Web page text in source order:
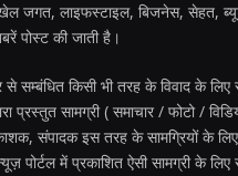
जगत, लाइफस्टाइल, बिजनेस, सेहत,
पोस्ट की जाती है।
सम्बंधित किसी भी तरह के विवाद के
प्रस्तुत सामग्री ( समाचार / फोटो /
संपादक इस तरह के सामग्रियों के लिए
पोर्टल में प्रकाशित ऐसी सामग्री के लिए